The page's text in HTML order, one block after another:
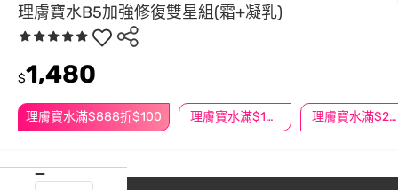
理膚寶水B5加強修復雙星組(霜+凝乳)
理膚寶水滿$888折$100 理膚寶水滿$1500再折$100 理膚寶水滿$2000再折$160
$1,480